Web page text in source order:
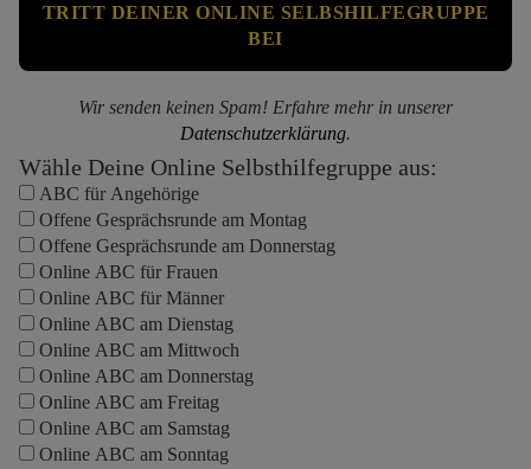
Wir senden keinen Spam! Erfahre mehr in unserer
Datenschutzerklärung.
Wähle Deine Online Selbsthilfegruppe aus:
ABC für Angehörige
Offene Gesprächsrunde am Montag
Offene Gesprächsrunde am Donnerstag
Online ABC für Frauen
Online ABC für Männer
Online ABC am Dienstag
Online ABC am Mittwoch
Online ABC am Donnerstag
Online ABC am Freitag
Online ABC am Samstag
Online ABC am Sonntag